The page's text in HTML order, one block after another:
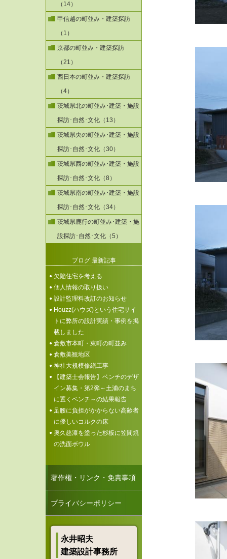
（14）
甲信越の町並み・建築探訪
（1）
京都の町並み・建築探訪
（21）
西日本の町並み・建築探訪
（4）
茨城県北の町並み･建築・施設
探訪･自然･文化（13）
茨城県央の町並み･建築・施設
探訪･自然･文化（30）
茨城県西の町並み･建築・施設
探訪･自然･文化（8）
茨城県南の町並み･建築・施設
探訪･自然･文化（34）
茨城県鹿行の町並み･建築・施
設探訪･自然･文化（5）
ブログ 最新記事
欠陥住宅を考える
個人情報の取り扱い
設計監理料改訂のお知らせ
Houzz(ハウズ)という住宅サイ
トに弊所の設計実績・事例を掲
載しました
倉敷市本町・東町の町並み
倉敷美観地区
神社大規模修繕工事
【建築士会報告】ベンチのデザ
イン募集・第2弾～土浦のまち
に置くベンチ～の結果報告
足腰に負担がかからない高齢者
に優しいコルクの床
奥久慈漆を塗った杉板に笠間焼
の洗面ボウル
著作権・リンク・免責事項
プライバシーポリシー
永井昭夫
建築設計事務所